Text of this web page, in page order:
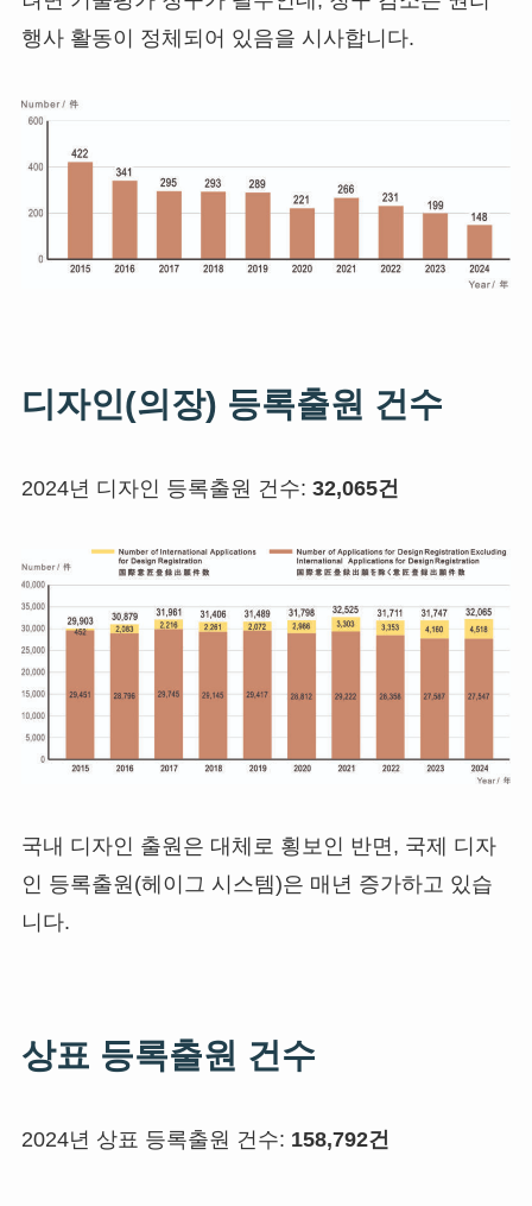
행사 활동이 정체되어 있음을 시사합니다.
디자인(의장) 등록출원 건수
2024년 디자인 등록출원 건수: 32,065건
국내 디자인 출원은 대체로 횡보인 반면, 국제 디자
인 등록출원(헤이그 시스템)은 매년 증가하고 있습
니다.
상표 등록출원 건수
2024년 상표 등록출원 건수: 158,792건